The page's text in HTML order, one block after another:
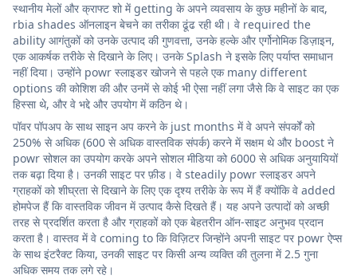
स्थानीय मेलों और क्राफ्ट शो में getting के अपने व्यवसाय के कुछ महीनों के बाद,
rbia shades ऑनलाइन बेचने का तरीका ढूंढ रही थी। वे required the
ability आगंतुकों को उनके उत्पाद की गुणवत्ता, उनके हल्के और एर्गोनोमिक डिज़ाइन,
एक आकर्षक तरीके से दिखाने के लिए। उनके Splash ने इसके लिए पर्याप्त समाधान
नहीं दिया। उन्होंने powr स्लाइडर खोजने से पहले एक many different
options की कोशिश की और उनमें से कोई भी ऐसा नहीं लगा जैसे कि वे साइट का एक
हिस्सा थे, और वे भद्दे और उपयोग में कठिन थे।
पॉवर पॉपअप के साथ साइन अप करने के just months में वे अपने संपर्कों को
250% से अधिक (600 से अधिक वास्तविक संपर्क) करने में सक्षम थे और boost ने
powr सोशल का उपयोग करके अपने सोशल मीडिया को 6000 से अधिक अनुयायियों
तक बढ़ा दिया है। उनकी साइट पर फ़ीड। वे steadily powr स्लाइडर अपने
ग्राहकों को शीघ्रता से दिखाने के लिए एक दृश्य तरीके के रूप में हैं क्योंकि वे added
होमपेज हैं कि वास्तविक जीवन में उत्पाद कैसे दिखते हैं। यह अपने उत्पादों को अच्छी
तरह से प्रदर्शित करता है और ग्राहकों को एक बेहतरीन ऑन-साइट अनुभव प्रदान
करता है। वास्तव में वे coming to कि विज़िटर जिन्होंने अपनी साइट पर powr ऐप्स
के साथ इंटरैक्ट किया, उनकी साइट पर किसी अन्य व्यक्ति की तुलना में 2.5 गुना
अधिक समय तक लगे रहे।